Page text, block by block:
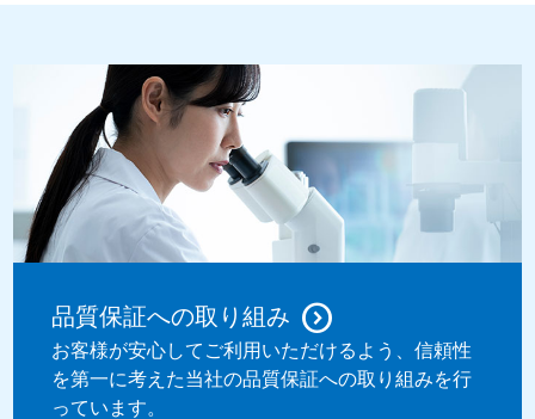
品質保証への取り組み
お客様が安心してご利用いただけるよう、信頼性
を第一に考えた当社の品質保証への取り組みを行
っています。